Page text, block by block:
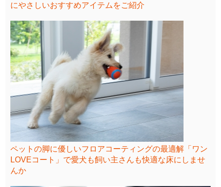
にやさしいおすすめアイテムをご紹介
ペットの脚に優しいフロアコーティングの最適解「ワン
LOVEコート」で愛犬も飼い主さんも快適な床にしませ
んか